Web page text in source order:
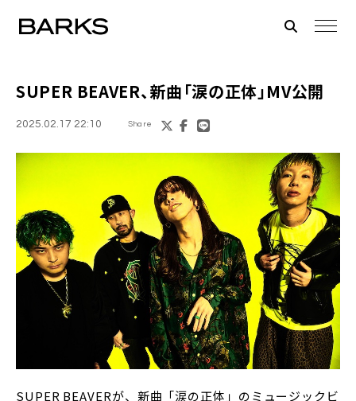
SUPER BEAVER、新曲「涙の正体」MV公開
2025.02.17 22:10 Share
SUPER BEAVERが、新曲「涙の正体」のミュージックビ